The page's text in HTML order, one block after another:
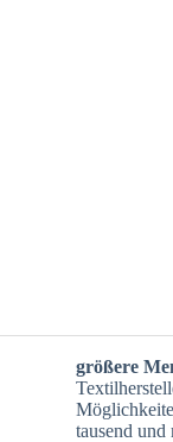
größere
tausend und